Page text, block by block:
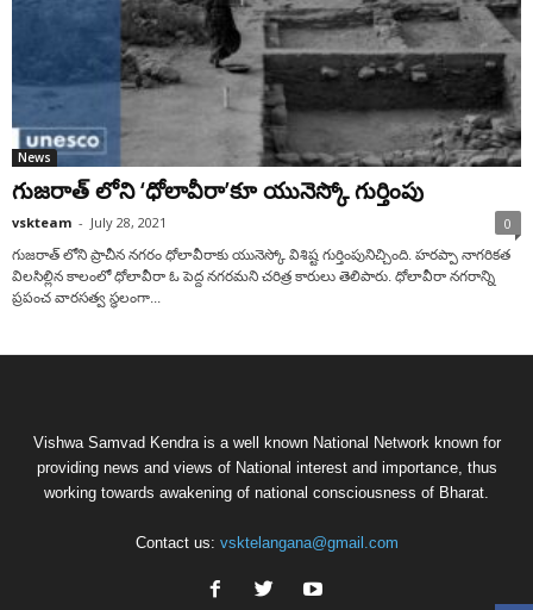
News
గుజరాత్ లోని ‘ధోలావీరా’కూ యునెస్కో గుర్తింపు
vskteam - July 28, 2021 0
గుజరాత్ లోని ప్రాచీన నగరం ధోలావీరాకు యునెస్కో విశిష్ట గుర్తింపునిచ్చింది. హరప్పా నాగరికత
విలసిల్లిన కాలంలో ధోలావీరా ఓ పెద్ద నగరమని చరిత్ర కారులు తెలిపారు. ధోలావీరా నగరాన్ని
ప్రపంచ వారసత్వ స్థలంగా...
Vishwa Samvad Kendra is a well known National Network known for
providing news and views of National interest and importance, thus
working towards awakening of national consciousness of Bharat.
Contact us: vsktelangana@gmail.com